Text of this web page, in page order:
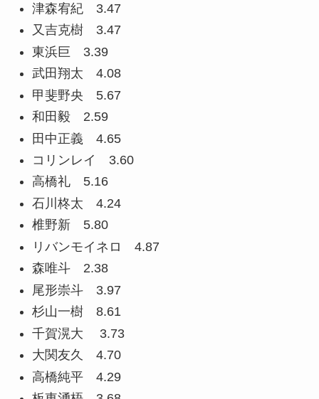
津森宥紀 3.47
又吉克樹 3.47
東浜巨 3.39
武田翔太 4.08
甲斐野央 5.67
和田毅 2.59
田中正義 4.65
コリンレイ 3.60
高橋礼 5.16
石川柊太 4.24
椎野新 5.80
リバンモイネロ 4.87
森唯斗 2.38
尾形崇斗 3.97
杉山一樹 8.61
千賀滉大 3.73
大関友久 4.70
高橋純平 4.29